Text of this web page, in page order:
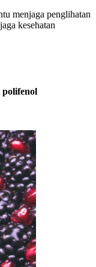
menjaga penglihatan
kesehatan
polifenol